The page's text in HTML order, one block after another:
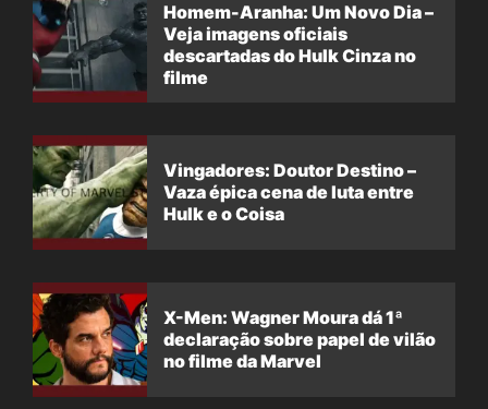
Homem-Aranha: Um Novo Dia –
Veja imagens oficiais
descartadas do Hulk Cinza no
filme
Vingadores: Doutor Destino –
Vaza épica cena de luta entre
Hulk e o Coisa
X-Men: Wagner Moura dá 1ª
declaração sobre papel de vilão
no filme da Marvel